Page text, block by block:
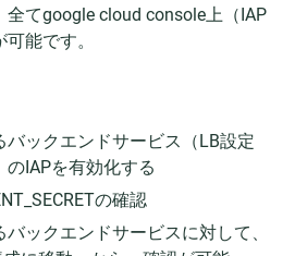
てgoogle cloud console上（IAP
能です。
バックエンドサービス（LB設定
のIAPを有効化する
の確認
バックエンドサービスに対して、